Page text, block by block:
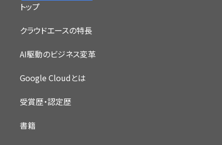
トップ
クラウドエースの特長
AI駆動のビジネス変革
Google Cloudとは
受賞歴・認定歴
書籍